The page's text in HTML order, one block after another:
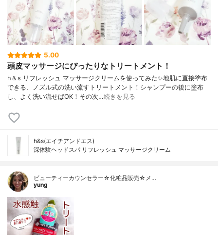
5.00
頭皮マッサージにぴったりなトリートメント！
h＆s リフレッシュ マッサージクリームを使ってみた✨地肌に直接塗布
できる、ノズル式の洗い流すトリートメント！シャンプーの後に塗布
し、よく洗い流せばOK！その次…続きを見る
h&s(エイチアンドエス)
深体験ヘッドスパ リフレッシュ マッサージクリーム
ビューティーカウンセラー☆化粧品販売☆メ…
yung